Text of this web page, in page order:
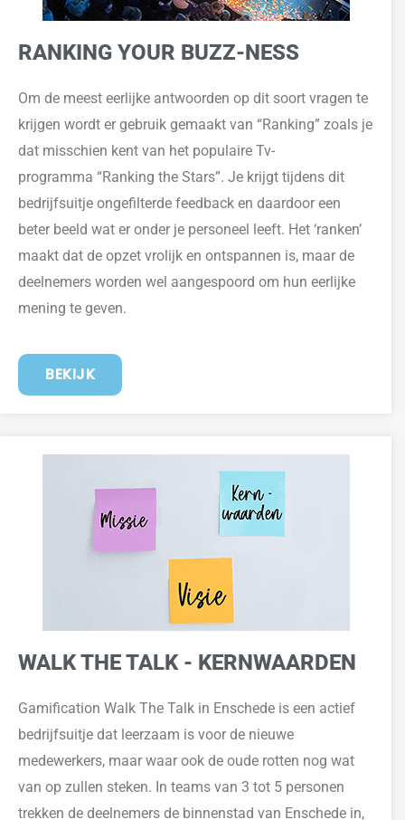
RANKING YOUR BUZZ-NESS
Om de meest eerlijke antwoorden op dit soort vragen te
krijgen wordt er gebruik gemaakt van “Ranking” zoals je
dat misschien kent van het populaire Tv-
programma “Ranking the Stars”. Je krijgt tijdens dit
bedrijfsuitje ongefilterde feedback en daardoor een
beter beeld wat er onder je personeel leeft. Het ‘ranken’
maakt dat de opzet vrolijk en ontspannen is, maar de
deelnemers worden wel aangespoord om hun eerlijke
mening te geven.
BEKIJK
WALK THE TALK - KERNWAARDEN
Gamification Walk The Talk in Enschede is een actief
bedrijfsuitje dat leerzaam is voor de nieuwe
medewerkers, maar waar ook de oude rotten nog wat
van op zullen steken. In teams van 3 tot 5 personen
trekken de deelnemers de binnenstad van Enschede in,